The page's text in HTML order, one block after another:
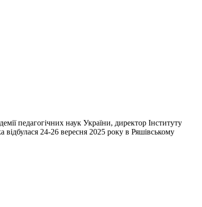
педагогічних наук України, директор Інституту
відбулася 24-26 вересня 2025 року в Ряшівському